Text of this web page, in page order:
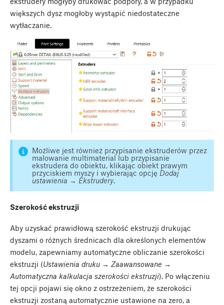
większych dysz mogłoby wystąpić niedostateczne
wytłaczanie.
Możliwe jest również przypisanie ekstruderów przez
malowanie multimaterial lub przypisanie
ekstrudera do obiektu, klikając obiekt prawym
przyciskiem myszy i wybierając opcję Dodaj
ustawienia → Ekstrudery.
Szerokość ekstruzji
Aby uzyskać prawidłową szerokość ekstruzji drukując
dyszami o różnych średnicach dla określonych elementów
modelu, zapewniamy automatyczne obliczanie szerokości
ekstruzji (Ustawienia druku → Zaawansowane →
Automatyczna kalkulacja szerokości ekstruzji). Po włączeniu
tej opcji pojawi się okno z ostrzeżeniem, że szerokości
ekstruzji zostaną automatycznie ustawione na zero, a